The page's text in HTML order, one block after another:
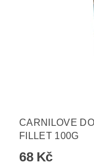
CARNILOVE
FILLET 100G
68 Kč